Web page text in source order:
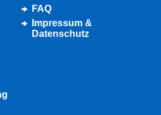
FAQ
Impressum &
Datenschutz